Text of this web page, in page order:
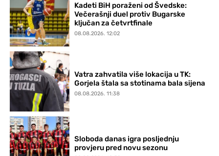
Kadeti BiH poraženi od Švedske:
Večerašnji duel protiv Bugarske
ključan za četvrtfinale
08.08.2026. 12:02
Vatra zahvatila više lokacija u TK:
Gorjela štala sa stotinama bala sijena
08.08.2026. 11:38
Sloboda danas igra posljednju
provjeru pred novu sezonu